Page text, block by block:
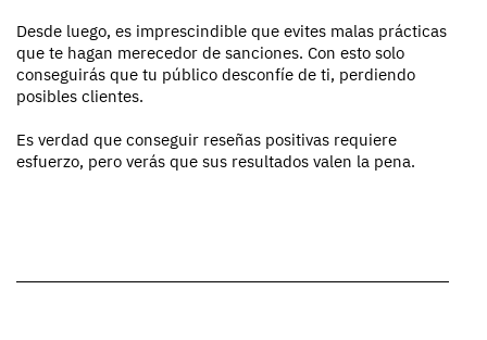
Desde luego, es imprescindible que evites malas prácticas
que te hagan merecedor de sanciones. Con esto solo
conseguirás que tu público desconfíe de ti, perdiendo
posibles clientes.
Es verdad que conseguir reseñas positivas requiere
esfuerzo, pero verás que sus resultados valen la pena.